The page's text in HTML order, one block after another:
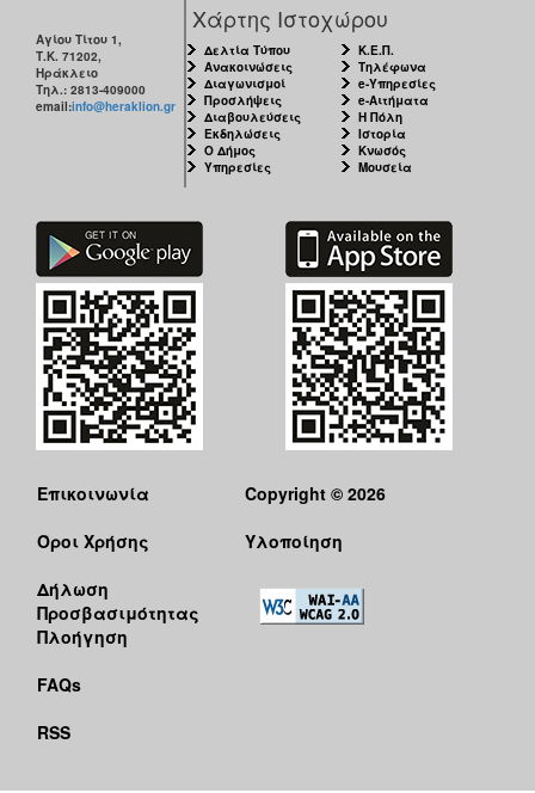
Αγίου Τίτου 1,
Τ.Κ. 71202,
Ηράκλειο
Τηλ.: 2813-409000
email:info@heraklion.gr
Χάρτης Ιστοχώρου
Δελτία Τύπου
Ανακοινώσεις
Διαγωνισμοί
Προσλήψεις
Διαβουλεύσεις
Εκδηλώσεις
Ο Δήμος
Υπηρεσίες
Κ.Ε.Π.
Τηλέφωνα
e-Υπηρεσίες
e-Αιτήματα
Η Πόλη
Ιστορία
Κνωσός
Μουσεία
Επικοινωνία
Όροι Χρήσης
Δήλωση
Προσβασιμότητας
Πλοήγηση
FAQs
RSS
Copyright © 2026
Υλοποίηση